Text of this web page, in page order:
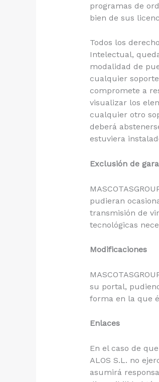
programas de
bien de sus
Todos los
Intelectual,
modalidad de
cualquier soporte
compromete a
visualizar los
cualquier otro
deberá
estuviera
Exclusión de
pudieran
transmisión de
tecnológicas
Modificaciones
su portal,
forma en la que
Enlaces
En el caso de
ALOS S.L. no
asumirá